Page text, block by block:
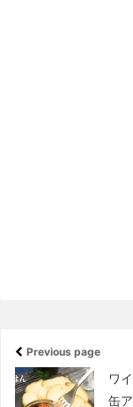
Previous page
ワ
缶